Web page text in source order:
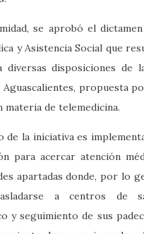
se aprobó el
y Asistencia Social que
diversas disposiciones de
Aguascalientes, propuesta
materia de telemedicina.
de la iniciativa es
para acercar atención
apartadas donde, por lo
a centros de
y seguimiento de sus